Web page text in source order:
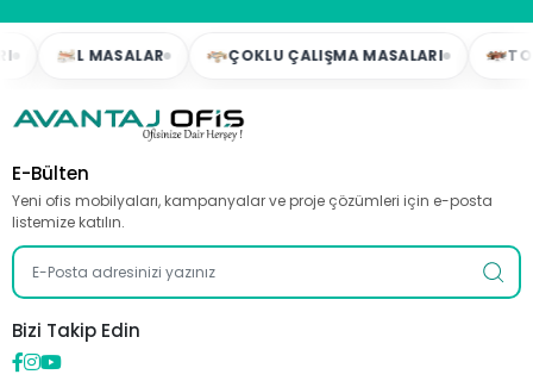
L MASALAR ÇOKLU ÇALIŞMA MASALARI
E-Bülten
Yeni ofis mobilyaları, kampanyalar ve proje çözümleri için e-posta
listemize katılın.
Bizi Takip Edin